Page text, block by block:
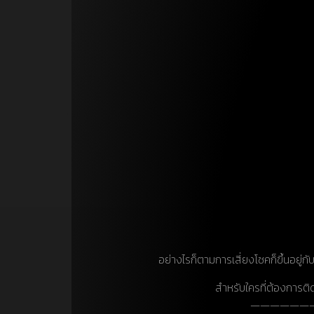
อย่างไรก็ตามการเสี่ยงโชคก็ขึ้นอยู่
สำหรับใครที่ต้องการ